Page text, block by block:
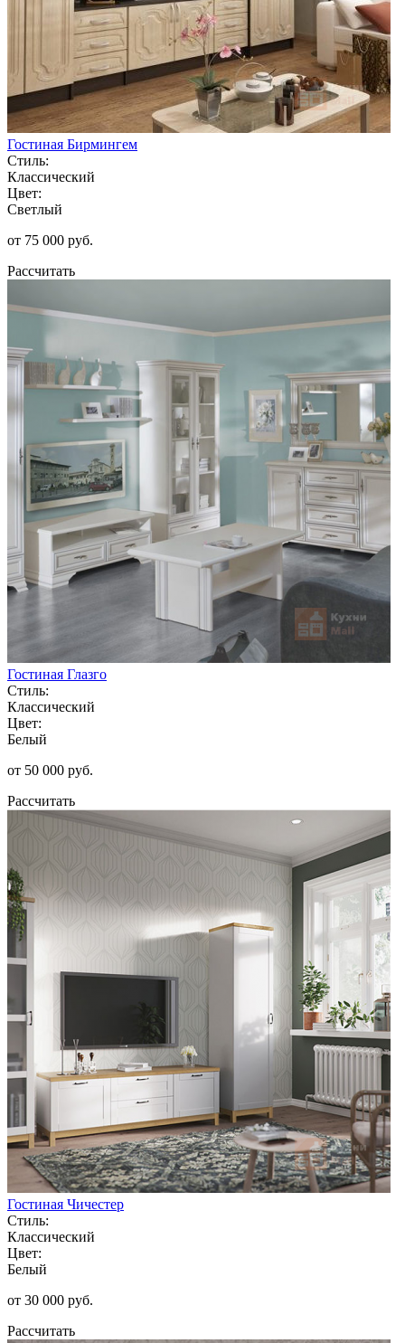
Гостиная Бирмингем
Стиль:
Классический
Цвет:
Светлый
от 75 000 руб.
Рассчитать
Гостиная Глазго
Стиль:
Классический
Цвет:
Белый
от 50 000 руб.
Рассчитать
Гостиная Чичестер
Стиль:
Классический
Цвет:
Белый
от 30 000 руб.
Рассчитать